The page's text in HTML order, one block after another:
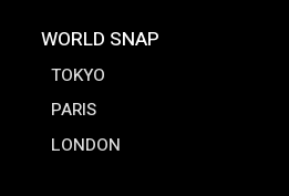
WORLD SNAP
TOKYO
PARIS
LONDON